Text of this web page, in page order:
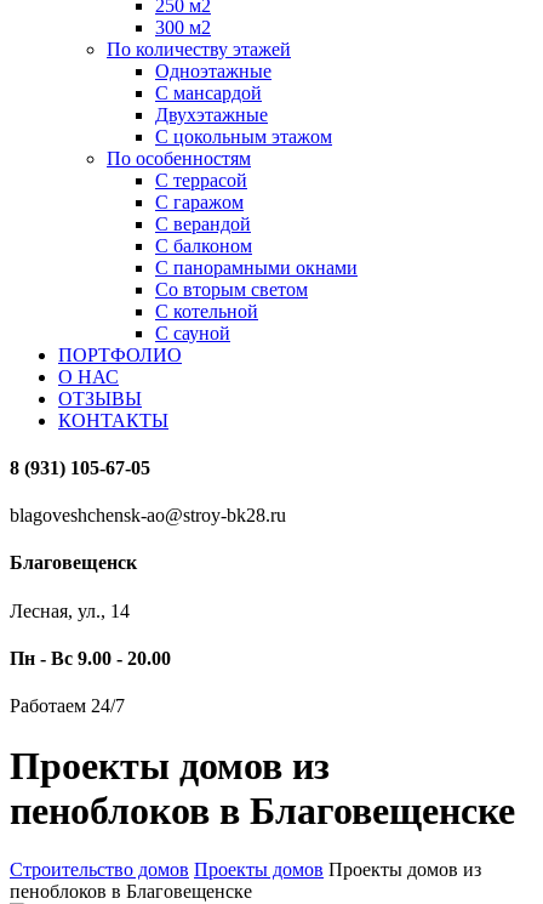
250 м2
300 м2
По количеству этажей
Одноэтажные
С мансардой
Двухэтажные
С цокольным этажом
По особенностям
С террасой
С гаражом
С верандой
С балконом
С панорамными окнами
Со вторым светом
С котельной
С сауной
ПОРТФОЛИО
О НАС
ОТЗЫВЫ
КОНТАКТЫ
8 (931) 105-67-05
blagoveshchensk-ao@stroy-bk28.ru
Благовещенск
Лесная, ул., 14
Пн - Вс 9.00 - 20.00
Работаем 24/7
Проекты домов из
пеноблоков в Благовещенске
Строительство домов Проекты домов Проекты домов из
пеноблоков в Благовещенске